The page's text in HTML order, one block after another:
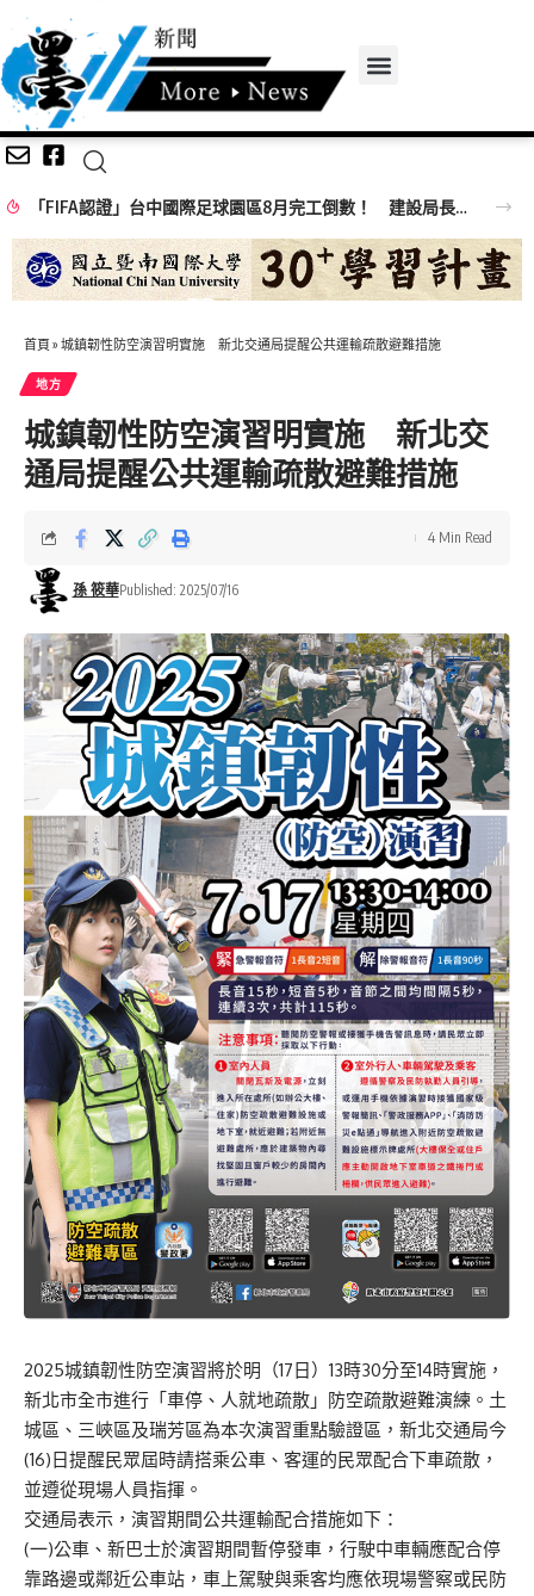
「FIFA認證」台中國際足球園區8月完工倒數！ 建設局長：打造國際賽事新舞台
首頁 » 城鎮韌性防空演習明實施 新北交通局提醒公共運輸疏散避難措施
地方
城鎮韌性防空演習明實施 新北交
通局提醒公共運輸疏散避難措施
孫 筱華Published: 2025/07/16
4 Min Read
2025城鎮韌性防空演習將於明（17日）13時30分至14時實施，
新北市全市進行「車停、人就地疏散」防空疏散避難演練。土
城區、三峽區及瑞芳區為本次演習重點驗證區，新北交通局今
(16)日提醒民眾屆時請搭乘公車、客運的民眾配合下車疏散，
並遵從現場人員指揮。
交通局表示，演習期間公共運輸配合措施如下：
(一)公車、新巴士於演習期間暫停發車，行駛中車輛應配合停
靠路邊或鄰近公車站，車上駕駛與乘客均應依現場警察或民防